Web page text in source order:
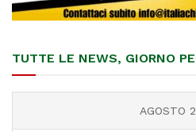
TUTTE LE NEWS, GIORNO
AGOSTO